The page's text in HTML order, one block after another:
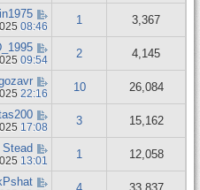
in1975
08:46 1 3,367
09:54 2 4,145
22:16 10 26,084
17:08 3 15,162
Stead
13:01 1 12,058